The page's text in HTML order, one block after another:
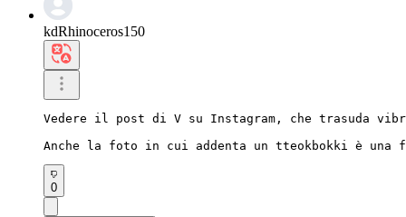
kdRhinoceros150
Vedere il post di V su Instagram, che trasuda
Anche la foto in cui addenta un tteokbokki è
0